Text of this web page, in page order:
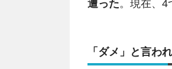
遭った。現在、4
「ダメ」と言わ